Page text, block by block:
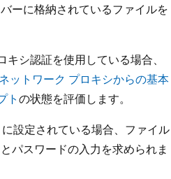
ーに格納されているファイルを
シ認証を使用している場合、
ットワーク プロキシからの基本
トの状態を評価します。
設定されている場合、ファイル
パスワードの入力を求められま